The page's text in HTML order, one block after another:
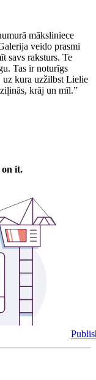
māksliniece
veido prasmi
savs raksturs. Te
Tas ir noturīgs
uz kura uzžilbst Lielie
krāj un mīl.”